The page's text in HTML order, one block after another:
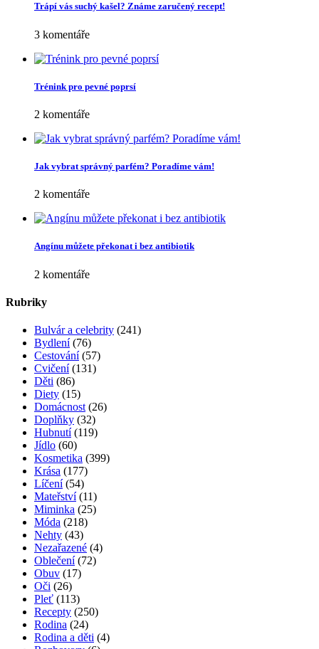
Jméno*
E-mail*
Webová stránka
Vyhledávání
Oblíbené
Jak se bránit vzniku oparu
4 komentáře
Trápí vás suchý kašel? Známe zaručený recept!
3 komentáře
Trénink pro pevné poprsí
2 komentáře
Jak vybrat správný parfém? Poradíme vám!
2 komentáře
Angínu můžete překonat i bez antibiotik
2 komentáře
Rubriky